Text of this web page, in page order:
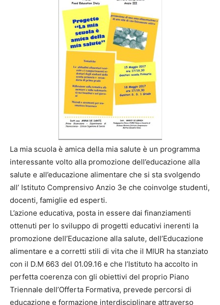
La mia scuola è amica della mia salute è un programma
interessante volto alla promozione dell’educazione alla
salute e all’educazione alimentare che si sta svolgendo
all’ Istituto Comprensivo Anzio 3e che coinvolge studenti,
docenti, famiglie ed esperti.
L’azione educativa, posta in essere dai finanziamenti
ottenuti per lo sviluppo di progetti educativi inerenti la
promozione dell’Educazione alla salute, dell’Educazione
alimentare e a corretti stili di vita che il MIUR ha stanziato
con il D.M 663 del 01.09.16 e che l’Istituto ha accolto in
perfetta coerenza con gli obiettivi del proprio Piano
Triennale dell’Offerta Formativa, prevede percorsi di
educazione e formazione interdisciplinare attraverso